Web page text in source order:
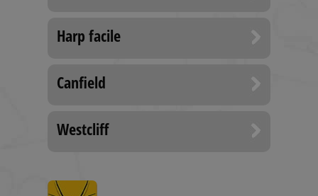
Harp facile
Canfield
Westcliff